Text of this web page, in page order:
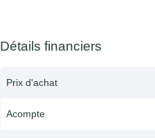
Détails financiers
Prix d'achat
Acompte